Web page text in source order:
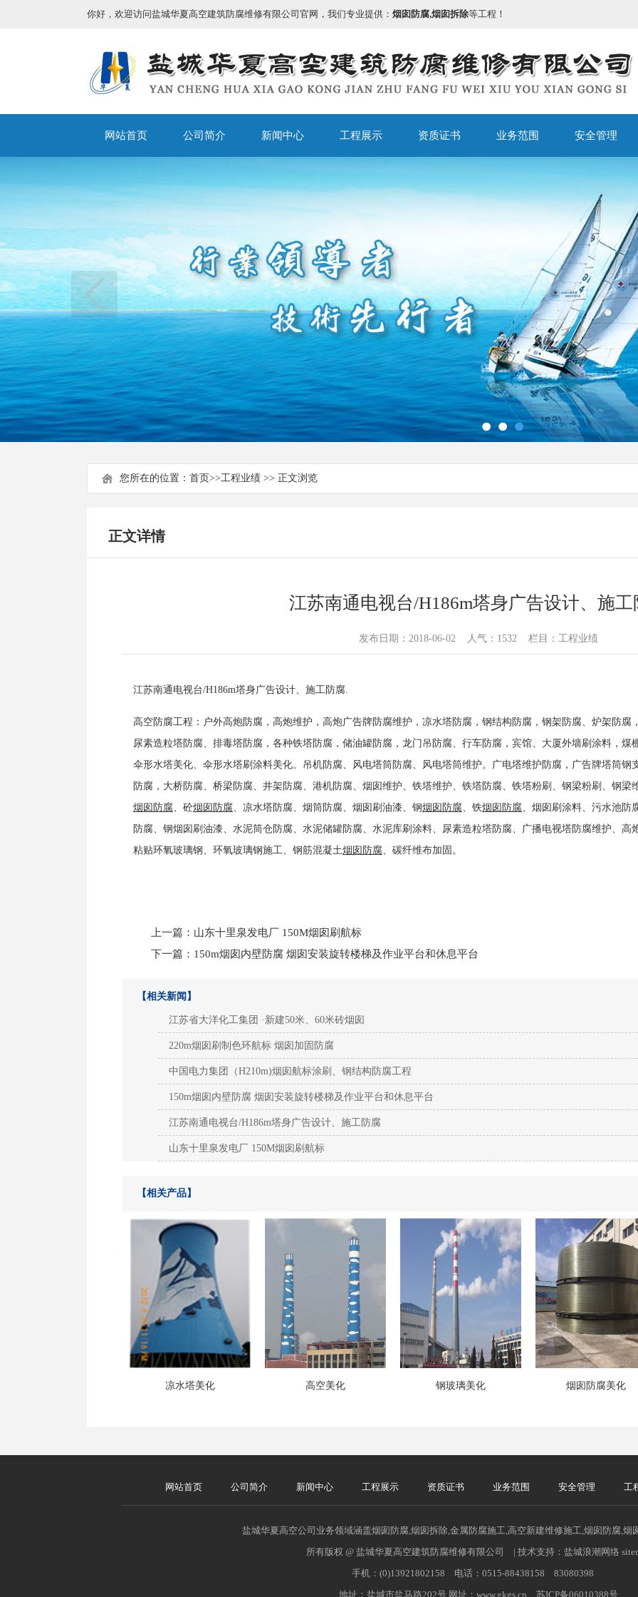
你好，欢迎访问盐城华夏高空建筑防腐维修有限公司官网，我们专业提供： 烟囱防腐,烟囱拆除等工程！
网站首页 公司简介 新闻中心 工程展示 资质证书 业务范围 安全管理
您所在的位置： 首页>>工程业绩 >> 正文浏览
正文详情
江苏南通电视台/H186m塔身广告设计、施工
发布日期：2018-06-02 人气：1532 栏目：工程业绩
江苏南通电视台/H186m塔身广告设计、施工防腐.
高空防腐工程：户外高炮防腐，高炮维护，高炮广告牌防腐维护，凉水塔防腐，钢结构防腐，钢架防腐、炉架防腐
尿素造粒塔防腐、排毒塔防腐，各种铁塔防腐，储油罐防腐，龙门吊防腐、行车防腐，宾馆、大厦外墙刷涂料，煤
伞形水塔美化、伞形水塔刷涂料美化。吊机防腐、风电塔筒防腐、风电塔筒维护。广电塔维护防腐，广告牌塔筒钢
防腐，大桥防腐、桥梁防腐、井架防腐、港机防腐、烟囱维护、铁塔维护、铁塔防腐、铁塔粉刷、钢梁粉刷、钢
烟囱防腐、砼烟囱防腐、凉水塔防腐、烟筒防腐、烟囱刷油漆、钢烟囱防腐、铁烟囱防腐、烟囱刷涂料、污水池防
防腐、钢烟囱刷油漆、水泥筒仓防腐、水泥储罐防腐、水泥库刷涂料、尿素造粒塔防腐、广播电视塔防腐维护、
粘贴环氧玻璃钢、环氧玻璃钢施工、钢筋混凝土烟囱防腐、碳纤维布加固。
上一篇： 山东十里泉发电厂 150M烟囱刷航标
下一篇： 150m烟囱内壁防腐 烟囱安装旋转楼梯及作业平台和休息平台
【相关新闻】
江苏省大洋化工集团 ·新建50米、60米砖烟囱
220m烟囱刷制色环航标 烟囱加固防腐
中国电力集团（H210m)烟囱航标涂刷、钢结构防腐工程
150m烟囱内壁防腐 烟囱安装旋转楼梯及作业平台和休息平台
江苏南通电视台/H186m塔身广告设计、施工防腐
山东十里泉发电厂 150M烟囱刷航标
【相关产品】
凉水塔美化 高空美化 钢玻璃美化 烟囱防腐美化
网站首页 公司简介 新闻中心 工程展示 资质证书 业务范围 安全管理 工
盐城华夏高空公司业务领域涵盖烟囱防腐,烟囱拆除,金属防腐施工,高空新建维修施工,烟囱防腐,烟
所有版权 @ 盐城华夏高空建筑防腐维修有限公司 | 技术支持： 盐城浪潮网络
手机：(0)13921802158 电话：0515-88438158 83080398
地址：盐城市盐马路202号 网址：www.gkgs.cn 苏ICP备06010388号